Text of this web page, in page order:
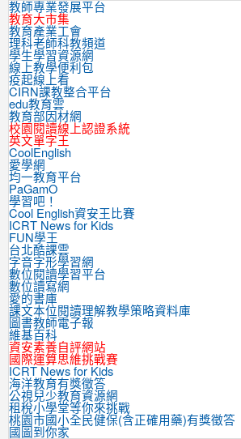
教師專業發展平台
教育大市集
教育產業工會
理科老師科教頻道
學生學習資源網
線上教學便利包
疫起線上看
CIRN課教整合平台
edu教育雲
教育部因材網
校園閱讀線上認證系統
英文單字王
CoolEnglish
愛學網
均一教育平台
PaGamO
學習吧！
Cool English資安王比賽
ICRT News for Kids
FUN學王
台北酷課雲
字音字形學習網
數位閱讀學習平台
數位讀寫網
愛的書庫
課文本位閱讀理解教學策略資料庫
圖書教師電子報
維基百科
資安素養自評網站
國際運算思維挑戰賽
ICRT News for Kids
海洋教育有獎徵答
公視兒少教育資源網
租稅小學堂等你來挑戰
桃園市國小全民健保(含正確用藥)有獎徵答
國圖到你家